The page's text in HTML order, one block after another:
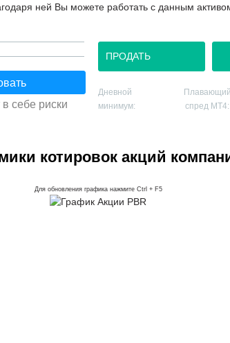
ней Вы можете работать с данным активом
себе риски
ПРОДАТЬ
Дневной
минимум:
Плавающий
спред MT4:
котировок акций
Для обновления графика нажмите Ctrl + F5